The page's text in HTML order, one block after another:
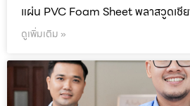
แผ่น PVC Foam Sheet พลาสวูดเชี
ดูเพิ่มเติม »